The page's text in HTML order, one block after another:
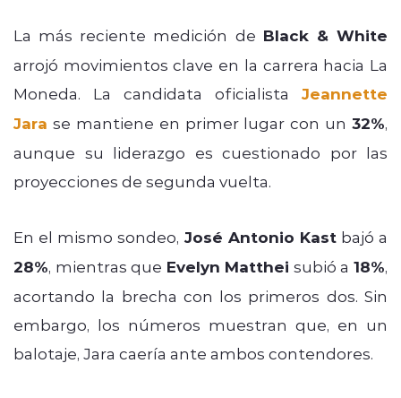
La más reciente medición de Black & White
arrojó movimientos clave en la carrera hacia La
Moneda. La candidata oficialista Jeannette
Jara se mantiene en primer lugar con un 32%,
aunque su liderazgo es cuestionado por las
proyecciones de segunda vuelta.
En el mismo sondeo, José Antonio Kastbajó a
28%, mientras que Evelyn Matthei subió a18%,
acortando la brecha con los primeros dos. Sin
embargo, los números muestran que, en un
balotaje, Jara caería ante ambos contendores.